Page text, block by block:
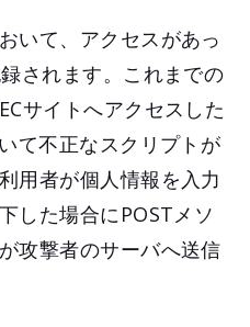
いて、アクセスがあっ
されます。これまでの
サイトへアクセスした
て不正なスクリプトが
用者が個人情報を入力
した場合にPOSTメソ
攻撃者のサーバへ送信